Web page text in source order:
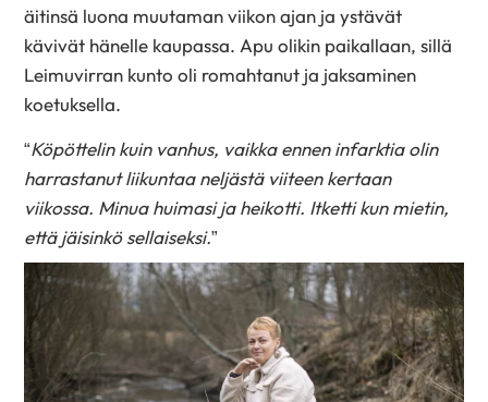
äitinsä luona muutaman viikon ajan ja ystävät
kävivät hänelle kaupassa. Apu olikin paikallaan, sillä
Leimuvirran kunto oli romahtanut ja jaksaminen
koetuksella.
“Köpöttelin kuin vanhus, vaikka ennen infarktia olin
harrastanut liikuntaa neljästä viiteen kertaan
viikossa. Minua huimasi ja heikotti. Itketti kun mietin,
että jäisinkö sellaiseksi.”